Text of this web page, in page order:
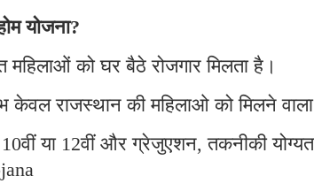
योजना?
को घर बैठे रोजगार मिलता है।
केवल राजस्थान की महिलाओ को मिलने
या 12वीं और ग्रेजुएशन, तकनीकी